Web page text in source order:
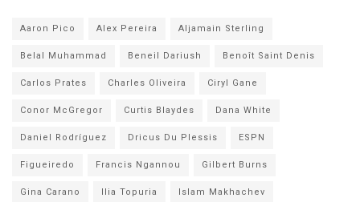
Aaron Pico Alex Pereira Aljamain Sterling
Belal Muhammad Beneil Dariush Benoît Saint Denis
Carlos Prates Charles Oliveira Ciryl Gane
Conor McGregor Curtis Blaydes Dana White
Daniel Rodríguez Dricus Du Plessis ESPN
Figueiredo Francis Ngannou Gilbert Burns
Gina Carano Ilia Topuria Islam Makhachev